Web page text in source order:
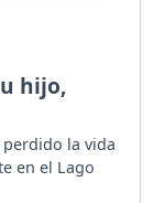
hijo,
perdido la vida
en el Lago